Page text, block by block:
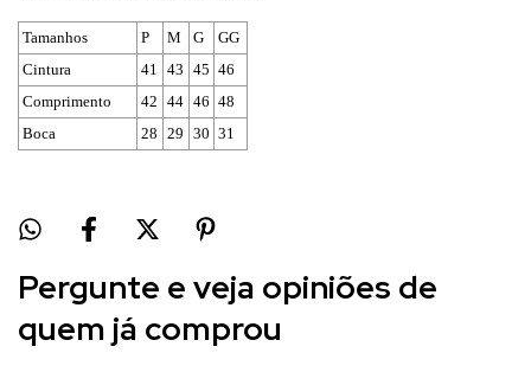
Tamanhos P M G
GG
Cintura
41 43 45 46
Comprimento
42 44 46 48
Boca
28 29 30 31
Pergunte e veja opiniões de
quem já comprou